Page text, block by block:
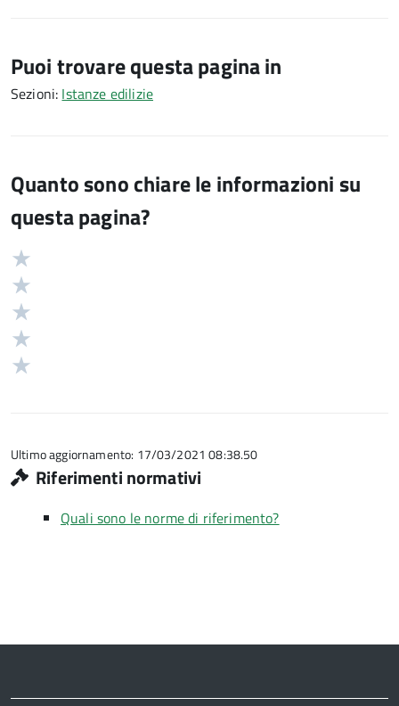
Puoi trovare questa pagina in
Sezioni: Istanze edilizie
Quanto sono chiare le informazioni su
questa pagina?
Valutazione
5
Ultimo aggiornamento: 17/03/2021 08:38.50
Riferimenti normativi
Quali sono le norme di riferimento?